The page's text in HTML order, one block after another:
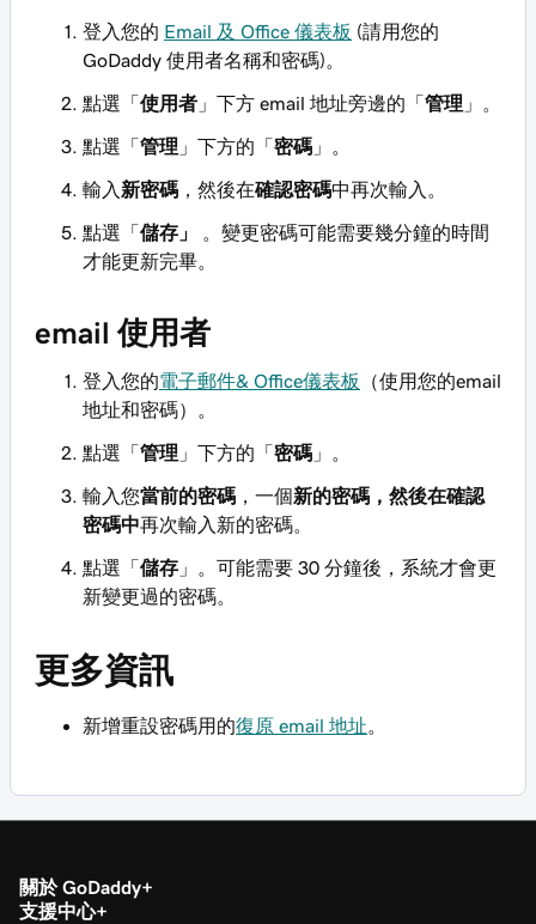
登入您的 Email 及 Office 儀表板 (請用您的
GoDaddy 使用者名稱和密碼)。
點選「 使用者 」下方 email 地址旁邊的「 管理 」。
點選「 管理 」下方的「 密碼 」。
輸入 新密碼 ，然後在確認密碼中再次輸入。
點選「 儲存」
。變更密碼可能需要幾分鐘的時間
才能更新完畢。
email 使用者
登入您的電子郵件& Office儀表板
（使用您的email
地址和密碼）。
點選「 管理 」下方的「 密碼 」。
輸入您當前的密碼 ，一個新的密碼 ，然後在確認
密碼中再次輸入新的密碼。
點選「 儲存 」。可能需要 30 分鐘後，系統才會更
新變更過的密碼。
更多資訊
新增重設密碼用的復原 email 地址
關於 GoDaddy
支援中心